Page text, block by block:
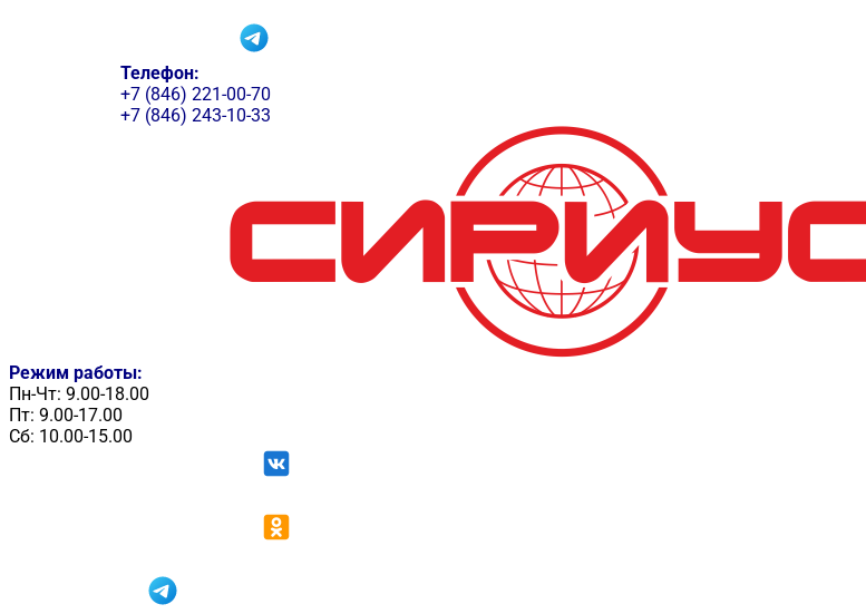
Телефон:
+7 (846) 221-00-70
+7 (846) 243-10-33
Режим работы:
Пн-Чт: 9.00-18.00
Пт: 9.00-17.00
Сб: 10.00-15.00